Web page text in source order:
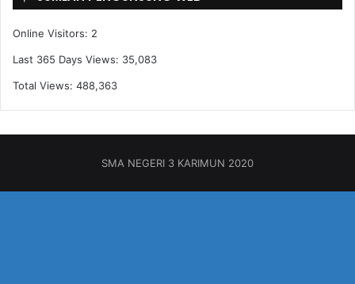
Online Visitors: 2
Last 365 Days Views: 35,083
Total Views: 488,363
SMA NEGERI 3 KARIMUN 2020